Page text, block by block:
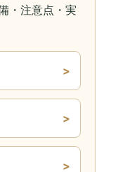
・注意点・実